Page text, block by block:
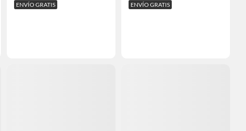
ENVÍO GRATIS ENVÍO GRATIS